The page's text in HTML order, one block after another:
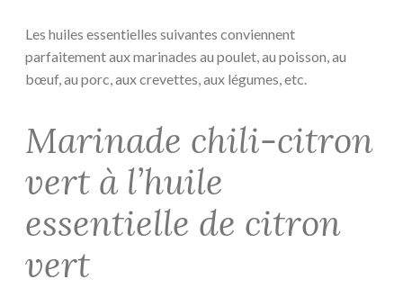
Les huiles essentielles suivantes conviennent
parfaitement aux marinades au poulet, au poisson, au
bœuf, au porc, aux crevettes, aux légumes, etc.
Marinade chili-citron
vert à l’huile
essentielle de citron
vert